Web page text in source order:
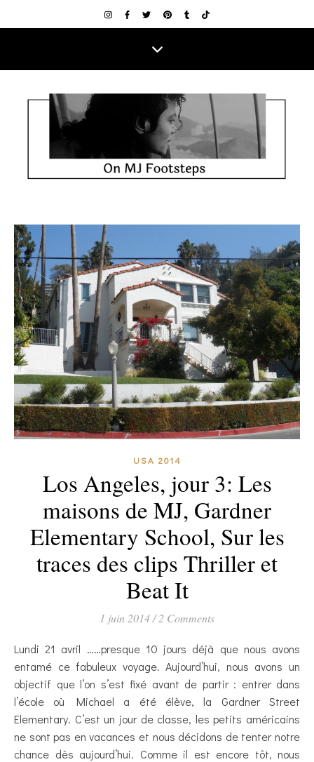
USA 2014
Los Angeles, jour 3: Les
maisons de MJ, Gardner
Elementary School, Sur les
traces des clips Thriller et
Beat It
1 juin 2014/ 2 Comments
Lundi 21 avril ……presque 10 jours déjà que nous avons
entamé ce fabuleux voyage. Aujourd’hui, nous avons un
objectif que l’on s’est fixé avant de partir : entrer dans
l’école où Michael a été élève, la Gardner Street
Elementary. C’est un jour de classe, les petits américains
ne sont pas en vacances et nous décidons de tenter notre
chance dès aujourd’hui. Comme il est encore tôt, nous